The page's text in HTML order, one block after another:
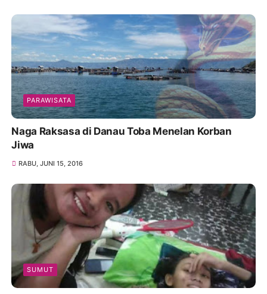
PARAWISATA
Naga Raksasa di Danau Toba Menelan Korban
Jiwa
RABU, JUNI 15, 2016
SUMUT